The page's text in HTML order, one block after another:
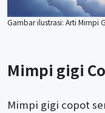
Gambar ilustrasi: Arti Mimpi
Mimpi gigi
Mimpi gigi copot